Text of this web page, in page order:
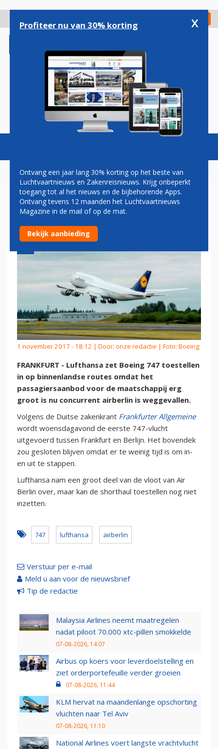
gaan
Check in
Magazine Podcasts Vacatures
LUFTHANSA ZET 747'S IN OP
BINNENLANDSE VLUCHTEN
1 november 2017 - 18:12 | Door: onze redactie | Foto: Boeing
FRANKFURT - Lufthansa zet Boeing 747 toestellen
in op binnenlandse routes omdat het
passagiersaanbod voor de maatschappij erg
groot is nu concurrent airberlin is weggevallen.
Volgens de Duitse zakenkrant Frankfurter Allgemeine
wordt woensdagavond de eerste 747-vlucht
uitgevoerd tussen Frankfurt en Berlijn. Het bovendek
zou gesloten blijven omdat er te weinig tijd is om in-
en uit te stappen.
Lufthansa nam een groot deel van de vloot van Air
Berlin over, maar kan de shorthaul toestellen nog niet
inzetten.
747 lufthansa airberlin
Verstuur per e-mail
Meld u aan voor de nieuwsbrief
Tip de redactie
Malaysia Airlines neemt maatregelen
nadat piloot 70.000 xtc-pillen smokkelde
07-08-2026, 14:07
Airbus op koers voor leverdoelstelling en
ziet orderportefeuille verder groeien
07-08-2026, 11:44
KLM hervat na maandenlange opschorting
vluchten naar Tel Aviv
07-08-2026, 11:10
National Airlines voert langste vrachtvlucht
Profiteer nu van 30% korting x
Ontvang een jaar lang 30% korting op het beste van
Luchtvaartnieuws en Zakenreisnieuws. Krijg onbeperkt
toegang tot al het nieuws en de bijbehorende Apps.
Ontvang tevens 12 maanden het Luchtvaartnieuws
Magazine in de mail of op de mat.
Bekijk aanbieding